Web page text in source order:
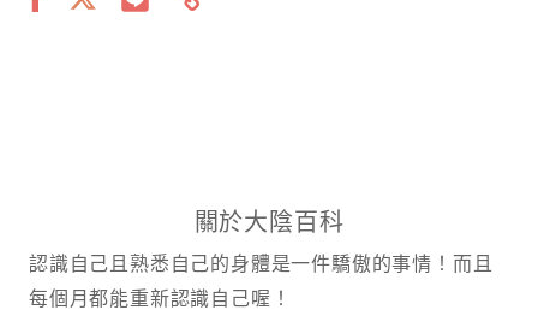
關於大陰百科
認識自己且熟悉自己的身體是一件驕傲的事情！而且
每個月都能重新認識自己喔！